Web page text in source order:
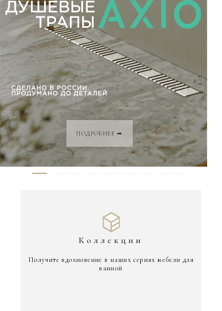
ПОДРОБНЕЕ ➦
Коллекции
Получите вдохновение в наших сериях мебели для
ванной